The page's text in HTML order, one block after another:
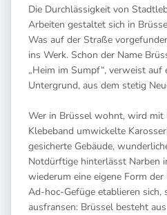
Die Durchlässigkeit von
Arbeiten gestaltet sich in
Was auf der Straße
ins Werk. Schon der Name
„Heim im Sumpf“, verweist auf
Untergrund, aus dem stetig
Wer in Brüssel wohnt, wird
Klebeband umwickelte
gesicherte Gebäude,
Notdürftige hinterlässt Narben
wiederum eine eigene Form
Ad-hoc-Gefüge etablieren sich,
ausfransen: Brüssel besteht